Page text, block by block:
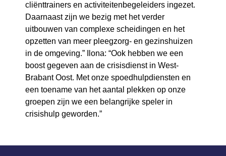
cliënttrainers en activiteitenbegeleiders ingezet.
Daarnaast zijn we bezig met het verder
uitbouwen van complexe scheidingen en het
opzetten van meer pleegzorg- en gezinshuizen
in de omgeving.” Ilona: “Ook hebben we een
boost gegeven aan de crisisdienst in West-
Brabant Oost. Met onze spoedhulpdiensten en
een toename van het aantal plekken op onze
groepen zijn we een belangrijke speler in
crisishulp geworden.”